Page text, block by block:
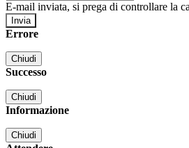
E-mail inviata, si prega di controllare la
Errore
Chiudi
Successo
Chiudi
Informazione
Chiudi